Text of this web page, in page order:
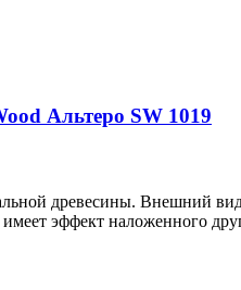
Альтеро SW 1019
древесины. Внешний
эффект наложенного